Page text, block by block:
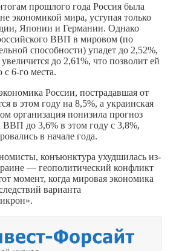
прошлого года Россия была
экономикой мира, уступая только
Японии и Германии. Однако
ВВП в мировом (по
способности) упадет до 2,52%,
до 2,61%, что позволит ей
6-го места.
России, пострадавшая от
в этом году на 8,5%, а украинская
организация понизила прогноз
ВВП до 3,6% в этом году с 3,8%,
в начале года.
конъюнктура ухудшилась из-
— геополитический конфликт
момент, когда мировая экономика
варианта